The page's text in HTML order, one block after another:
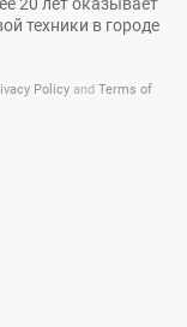
техники в городе
Policy and Terms of